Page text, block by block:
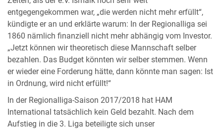
entgegengekommen war, „die werden nicht mehr erfüllt“,
kündigte er an und erklärte warum: In der Regionalliga sei
1860 nämlich finanziell nicht mehr abhängig vom Investor.
„Jetzt können wir theoretisch diese Mannschaft selber
bezahlen. Das Budget könnten wir selber stemmen. Wenn
er wieder eine Forderung hätte, dann könnte man sagen: Ist
in Ordnung, wird nicht erfüllt!“
In der Regionalliga-Saison 2017/2018 hat HAM
International tatsächlich kein Geld bezahlt. Nach dem
Aufstieg in die 3. Liga beteiligte sich unser